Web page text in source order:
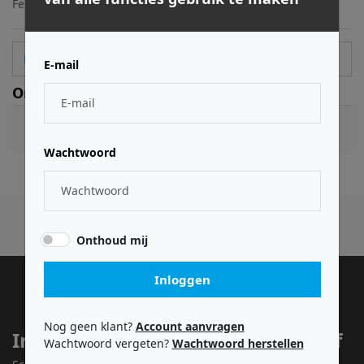
Ferrofish
FERSFPMODM
4313042884085
Log in ofregistreer
Omschrijving
Inschrijven voor onze nieuwsbrief
E-mail
Wachtwoord
Onthoud mij
Inloggen
Nog geen klant? Account aanvragen
Wachtwoord vergeten? Wachtwoord herstellen